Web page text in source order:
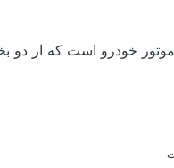
موتور خودرو است که از